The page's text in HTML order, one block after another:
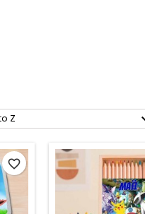
Z
favorite_border